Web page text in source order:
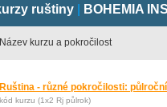
ruštiny BOHEMIA
Název kurzu a pokročilost
Ruština - různé pokročilosti:
kód kurzu (1x2 Rj půlrok)